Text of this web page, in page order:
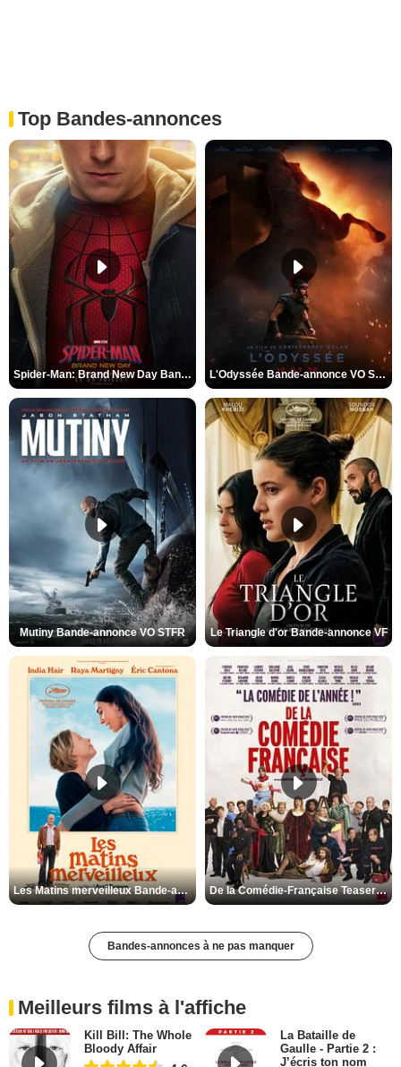
Top Bandes-annonces
Spider-Man: Brand New Day Bande-annonce VO STFR L'Odyssée Bande-annonce VO STFR
Mutiny Bande-annonce VO STFR Le Triangle d'or Bande-annonce VF
Les Matins merveilleux Bande-annonce VF De la Comédie-Française Teaser VF
Bandes-annonces à ne pas manquer
Meilleurs films à l'affiche
Kill Bill: The Whole
Bloody Affair
La Bataille de
Gaulle - Partie 2 :
J’écris ton nom